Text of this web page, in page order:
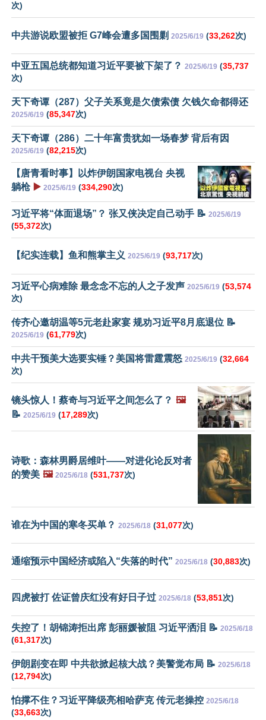
次)
中共游说欧盟被拒 G7峰会遭多国围剿 2025/6/19 (33,262次)
中亚五国总统都知道习近平要被下架了？ 2025/6/19 (35,737
次)
天下奇谭（287）父子关系竟是欠债索债 欠钱欠命都得还
2025/6/19 (85,347次)
天下奇谭（286）二十年富贵犹如一场春梦 背后有因
2025/6/19 (82,215次)
【唐青看时事】以炸伊朗国家电视台 央视
躺枪 ▶️ 2025/6/19 (334,290次)
习近平将“体面退场”？ 张又侠决定自己动手 📝 2025/6/19
(55,372次)
【纪实连载】鱼和熊掌主义 2025/6/19 (93,717次)
习近平心病难除 最念念不忘的人之子发声 2025/6/19 (53,574
次)
传齐心邀胡温等5元老赴家宴 规劝习近平8月底退位 📝
2025/6/19 (61,779次)
中共干预美大选要实锤？美国将雷霆震怒 2025/6/19 (32,664
次)
镜头惊人！蔡奇与习近平之间怎么了？ 🖼️
📝 2025/6/19 (17,289次)
诗歌：森林男爵居维叶——对进化论反对者
的赞美 🖼️ 2025/6/18 (531,737次)
谁在为中国的寒冬买单？ 2025/6/18 (31,077次)
通缩预示中国经济或陷入“失落的时代” 2025/6/18 (30,883次)
四虎被打 佐证曾庆红没有好日子过 2025/6/18 (53,851次)
失控了！胡锦涛拒出席 彭丽媛被阻 习近平洒泪 📝 2025/6/18
(61,317次)
伊朗剧变在即 中共欲掀起核大战？美警觉布局 📝 2025/6/18
(12,794次)
怕撑不住？习近平降级亮相哈萨克 传元老操控 2025/6/18
(33,663次)